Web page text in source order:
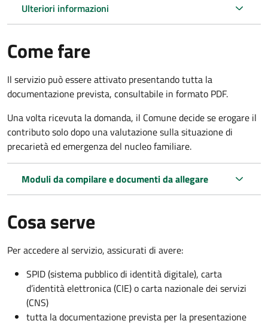
Ulteriori informazioni
Come fare
Il servizio può essere attivato presentando tutta la
documentazione prevista, consultabile in formato PDF.
Una volta ricevuta la domanda, il Comune decide se erogare il
contributo solo dopo una valutazione sulla situazione di
precarietà ed emergenza del nucleo familiare.
Moduli da compilare e documenti da allegare
Cosa serve
Per accedere al servizio, assicurati di avere:
SPID (sistema pubblico di identità digitale), carta
d’identità elettronica (CIE) o carta nazionale dei servizi
(CNS)
tutta la documentazione prevista per la presentazione